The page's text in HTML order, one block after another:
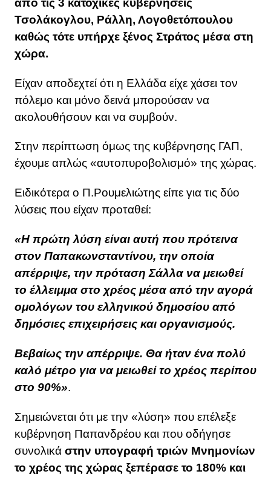
από τις 3 κατοχικές κυβερνήσεις
Τσολάκογλου, Ράλλη, Λογοθετόπουλου
καθώς τότε υπήρχε ξένος Στράτος μέσα στη
χώρα.
Είχαν αποδεχτεί ότι η Ελλάδα είχε χάσει τον
πόλεμο και μόνο δεινά μπορούσαν να
ακολουθήσουν και να συμβούν.
Στην περίπτωση όμως της κυβέρνησης ΓΑΠ,
έχουμε απλώς «αυτοπυροβολισμό» της χώρας.
Ειδικότερα ο Π.Ρουμελιώτης είπε για τις δύο
λύσεις που είχαν προταθεί:
«Η πρώτη λύση είναι αυτή που πρότεινα
στον Παπακωνσταντίνου, την οποία
απέρριψε, την πρόταση Σάλλα να μειωθεί
το έλλειμμα στο χρέος μέσα από την αγορά
ομολόγων του ελληνικού δημοσίου από
δημόσιες επιχειρήσεις και οργανισμούς.
Βεβαίως την απέρριψε. Θα ήταν ένα πολύ
καλό μέτρο για να μειωθεί το χρέος περίπου
στο 90%».
Σημειώνεται ότι με την «λύση» που επέλεξε
κυβέρνηση Παπανδρέου και που οδήγησε
συνολικά στην υπογραφή τριών Μνημονίων
το χρέος της χώρας ξεπέρασε το 180% και